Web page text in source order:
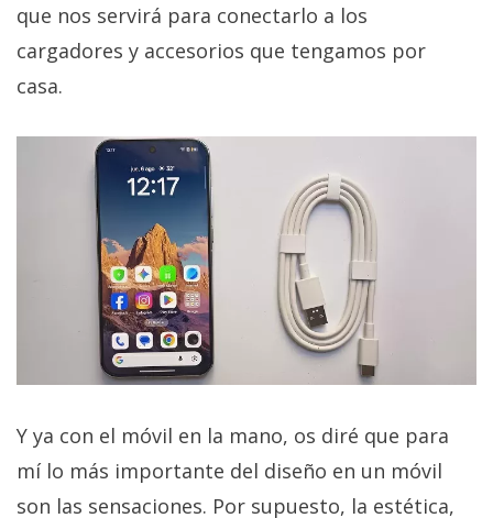
que nos servirá para conectarlo a los
cargadores y accesorios que tengamos por
casa.
Y ya con el móvil en la mano, os diré que para
mí lo más importante del diseño en un móvil
son las sensaciones. Por supuesto, la estética,